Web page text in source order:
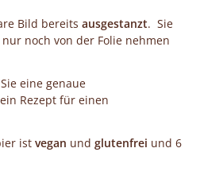
Bild bereits ausgestanzt. Sie
noch von der Folie nehmen
eine genaue
Rezept für einen
ist vegan und glutenfrei und 6